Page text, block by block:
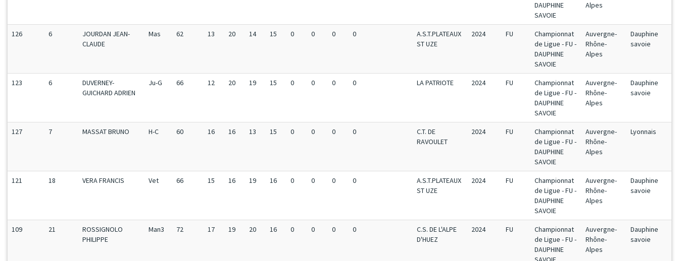
DAUPHINE
SAVOIE
Alpes
126 6
JOURDAN JEAN-
CLAUDE
Mas 62 13 20 14 15 0 0 0 0
A.S.T.PLATEAUX
ST UZE
2024 FU
Championnat
de Ligue - FU -
DAUPHINE
SAVOIE
Auvergne-
Rhône-
Alpes
Dauphine
savoie
123 6
DUVERNEY-
GUICHARD ADRIEN
Ju-G 66 12 20 19 15 0 0 0 0 LA PATRIOTE 2024 FU
Championnat
de Ligue - FU -
DAUPHINE
SAVOIE
Auvergne-
Rhône-
Alpes
Dauphine
savoie
127 7 MASSAT BRUNO H-C 60 16 16 13 15 0 0 0 0
C.T. DE
RAVOULET
2024 FU
Championnat
de Ligue - FU -
DAUPHINE
SAVOIE
Auvergne-
Rhône-
Alpes
Lyonnais
121 18 VERA FRANCIS Vet 66 15 16 19 16 0 0 0 0
A.S.T.PLATEAUX
ST UZE
2024 FU
Championnat
de Ligue - FU -
DAUPHINE
SAVOIE
Auvergne-
Rhône-
Alpes
Dauphine
savoie
109 21
ROSSIGNOLO
PHILIPPE
Man3 72 17 19 20 16 0 0 0 0
C.S. DE L'ALPE
D'HUEZ
2024 FU
Championnat
de Ligue - FU -
DAUPHINE
Auvergne-
Rhône-
Alpes
Dauphine
savoie